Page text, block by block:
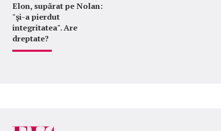
Elon, supărat pe Nolan:
"şi-a pierdut
integritatea". Are
dreptate?